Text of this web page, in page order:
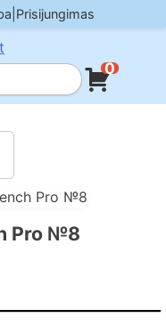
Prisijungimas
0
Pro №8